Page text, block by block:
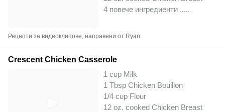
4 повече ингредиенти .....
Рецепти за видеоклипове, направени от Ryan
Crescent Chicken Casserole
1 cup Milk
1 Tbsp Chicken Bouillon
1/4 cup Flour
12 oz. cooked Chicken Breast